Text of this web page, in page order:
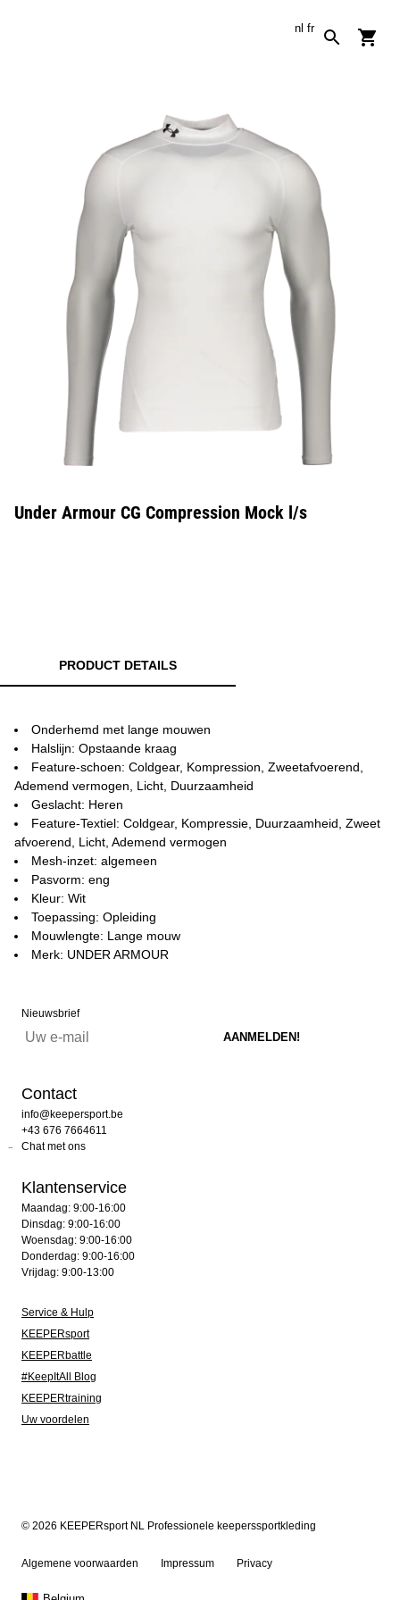
nl fr
Under Armour CG Compression Mock l/s
PRODUCT DETAILS
Onderhemd met lange mouwen
Halslijn: Opstaande kraag
Feature-schoen: Coldgear, Kompression, Zweetafvoerend,
Ademend vermogen, Licht, Duurzaamheid
Geslacht: Heren
Feature-Textiel: Coldgear, Kompressie, Duurzaamheid, Zweet
afvoerend, Licht, Ademend vermogen
Mesh-inzet: algemeen
Pasvorm: eng
Kleur: Wit
Toepassing: Opleiding
Mouwlengte: Lange mouw
Merk: UNDER ARMOUR
Nieuwsbrief
Contact
info@keepersport.be
+43 676 7664611
Chat met ons
Klantenservice
Maandag: 9:00-16:00
Dinsdag: 9:00-16:00
Woensdag: 9:00-16:00
Donderdag: 9:00-16:00
Vrijdag: 9:00-13:00
Service & Hulp
KEEPERsport
KEEPERbattle
#KeepItAll Blog
KEEPERtraining
Uw voordelen
© 2026 KEEPERsport NL Professionele keeperssportkleding
Algemene voorwaarden Impressum Privacy